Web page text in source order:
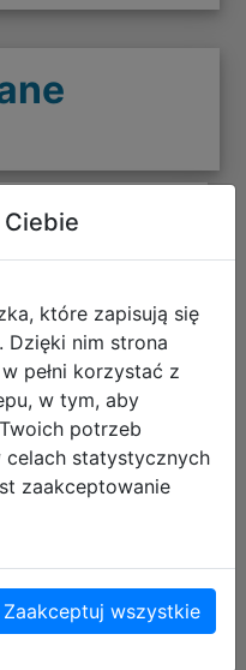
Stars 5el.
F062960 +
które zapisują się
Dzięki nim strona
pełni korzystać z
w tym, aby
potrzeb
statystycznych
zaakceptowanie
Zaakceptuj wszystkie